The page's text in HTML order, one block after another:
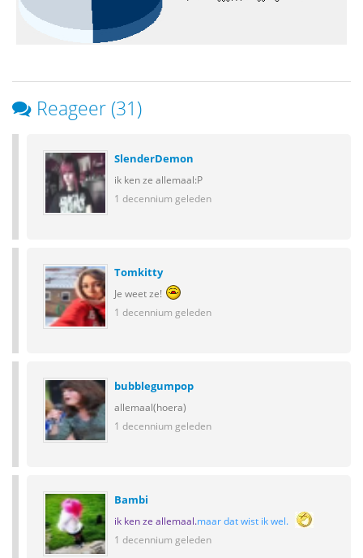
Reageer (31)
SlenderDemon
ik ken ze allemaal:P
1 decennium geleden
Tomkitty
Je weet ze!
1 decennium geleden
bubblegumpop
allemaal(hoera)
1 decennium geleden
Bambi
ik ken ze allemaal.maar dat wist ik wel.
1 decennium geleden